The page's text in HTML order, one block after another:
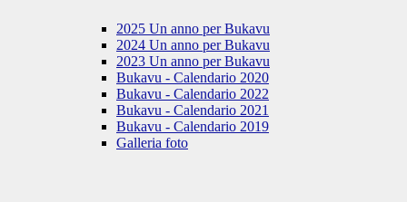
2025 Un anno per Bukavu
2024 Un anno per Bukavu
2023 Un anno per Bukavu
Bukavu - Calendario 2020
Bukavu - Calendario 2022
Bukavu - Calendario 2021
Bukavu - Calendario 2019
Galleria foto